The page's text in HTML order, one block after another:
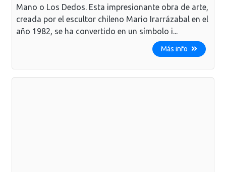
Mano o Los Dedos. Esta impresionante obra de arte,
creada por el escultor chileno Mario Irarrázabal en el
año 1982, se ha convertido en un símbolo i...
Más info